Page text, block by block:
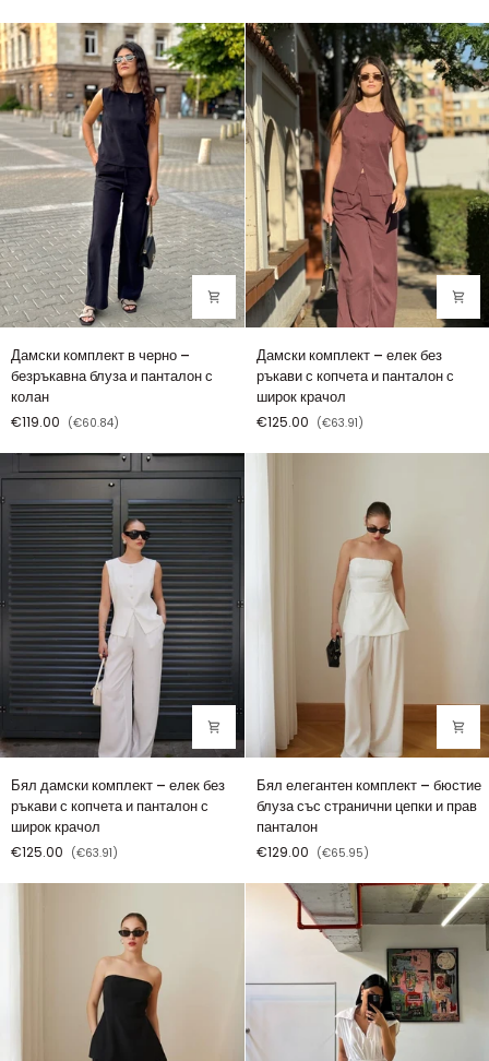
шифон
с
вълнообразен
релеф
–
Екрю
тениска
в
кремаво
Дамски
комплект
в
черно
–
безръкавна
блуза
панталон
с
колан
Дамски комплект в черно –
безръкавна блуза и панталон с
колан
€119.00 (€60.84)
Дамски
комплект
–
елек
без
ръкави
копчета
Дамски комплект – елек без
ръкави с копчета и панталон с
широк крачол
€125.00 (€63.91)
Бял
дамски
комплект
–
елек
без
Бял дамски комплект – елек без
ръкави с копчета и панталон с
широк крачол
€125.00 (€63.91)
Бял
елегантен
комплект
–
бюстие
блуза
странични
прав
Бял елегантен комплект – бюстие
блуза със странични цепки и прав
панталон
€129.00 (€65.95)